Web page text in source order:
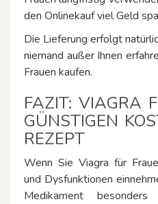
den Onlinekauf viel Geld
Die Lieferung erfolgt
niemand außer Ihnen
Frauen kaufen.
FAZIT: VIAGRA
GÜNSTIGEN
REZEPT
Wenn Sie Viagra für
und Dysfunktionen
Medikament